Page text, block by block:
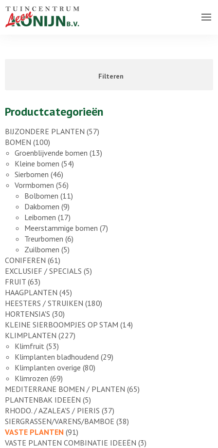
Filteren
Productcategorieën
BIJZONDERE PLANTEN (57)
BOMEN (100)
Groenblijvende bomen (13)
Kleine bomen (54)
Sierbomen (46)
Vormbomen (56)
Bolbomen (11)
Dakbomen (9)
Leibomen (17)
Meerstammige bomen (7)
Treurbomen (6)
Zuilbomen (5)
CONIFEREN (61)
EXCLUSIEF / SPECIALS (5)
FRUIT (63)
HAAGPLANTEN (45)
HEESTERS / STRUIKEN (180)
HORTENSIA'S (30)
KLEINE SIERBOOMPJES OP STAM (14)
KLIMPLANTEN (227)
Klimfruit (53)
Klimplanten bladhoudend (29)
Klimplanten overige (80)
Klimrozen (69)
MEDITERRANE BOMEN / PLANTEN (65)
PLANTENBAK IDEEËN (5)
RHODO. / AZALEA'S / PIERIS (37)
SIERGRASSEN/VARENS/BAMBOE (38)
VASTE PLANTEN (91)
VASTE PLANTEN COMBINATIE IDEEËN (3)